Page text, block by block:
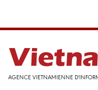
AGENCE VIETNAMIENNE